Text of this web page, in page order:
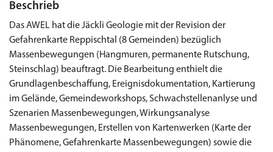
Beschrieb
Das AWEL hat die Jäckli Geologie mit der Revision der
Gefahrenkarte Reppischtal (8 Gemeinden) bezüglich
Massenbewegungen (Hangmuren, permanente Rutschung,
Steinschlag) beauftragt. Die Bearbeitung enthielt die
Grundlagenbeschaffung, Ereignisdokumentation, Kartierung
im Gelände, Gemeindeworkshops, Schwachstellenanlyse und
Szenarien Massenbewegungen, Wirkungsanalyse
Massenbewegungen, Erstellen von Kartenwerken (Karte der
Phänomene, Gefahrenkarte Massenbewegungen) sowie die